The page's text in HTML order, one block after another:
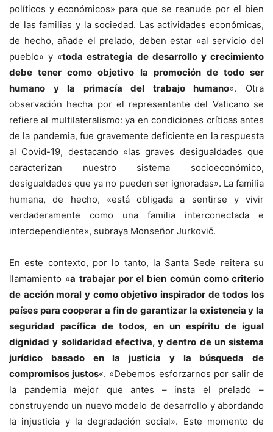
políticos y económicos» para que se reanude por el bien
de las familias y la sociedad. Las actividades económicas,
de hecho, añade el prelado, deben estar «al servicio del
pueblo» y «toda estrategia de desarrollo y crecimiento
debe tener como objetivo la promoción de todo ser
humano y la primacía del trabajo humano«. Otra
observación hecha por el representante del Vaticano se
refiere al multilateralismo: ya en condiciones críticas antes
de la pandemia, fue gravemente deficiente en la respuesta
al Covid-19, destacando «las graves desigualdades que
caracterizan nuestro sistema socioeconómico,
desigualdades que ya no pueden ser ignoradas». La familia
humana, de hecho, «está obligada a sentirse y vivir
verdaderamente como una familia interconectada e
interdependiente», subraya Monseñor Jurkovič.
En este contexto, por lo tanto, la Santa Sede reitera su
llamamiento «a trabajar por el bien común como criterio
de acción moral y como objetivo inspirador de todos los
países para cooperar a fin de garantizar la existencia y la
seguridad pacífica de todos, en un espíritu de igual
dignidad y solidaridad efectiva, y dentro de un sistema
jurídico basado en la justicia y la búsqueda de
compromisos justos«. «Debemos esforzarnos por salir de
la pandemia mejor que antes – insta el prelado –
construyendo un nuevo modelo de desarrollo y abordando
la injusticia y la degradación social». Este momento de